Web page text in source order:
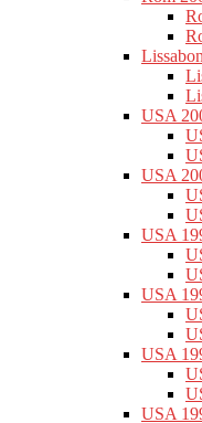
USA
USA
USA
USA
USA
USA